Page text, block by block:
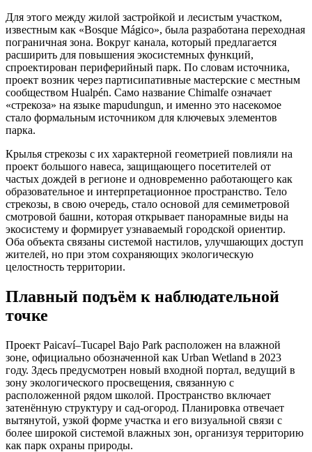
Для этого между жилой застройкой и лесистым участком,
известным как «Bosque Mágico», была разработана переходная
пограничная зона. Вокруг канала, который предлагается
расширить для повышения экосистемных функций,
спроектирован периферийный парк. По словам источника,
проект возник через партисипативные мастерские с местным
сообществом Hualpén. Само название Chimalfe означает
«стрекоза» на языке mapudungun, и именно это насекомое
стало формальным источником для ключевых элементов
парка.
Крылья стрекозы с их характерной геометрией повлияли на
проект большого навеса, защищающего посетителей от
частых дождей в регионе и одновременно работающего как
образовательное и интерпретационное пространство. Тело
стрекозы, в свою очередь, стало основой для семиметровой
смотровой башни, которая открывает панорамные виды на
экосистему и формирует узнаваемый городской ориентир.
Оба объекта связаны системой настилов, улучшающих доступ
жителей, но при этом сохраняющих экологическую
целостность территории.
Плавный подъём к наблюдательной
точке
Проект Paicaví–Tucapel Bajo Park расположен на влажной
зоне, официально обозначенной как Urban Wetland в 2023
году. Здесь предусмотрен новый входной портал, ведущий в
зону экологического просвещения, связанную с
расположенной рядом школой. Пространство включает
затенённую структуру и сад-огород. Планировка отвечает
вытянутой, узкой форме участка и его визуальной связи с
более широкой системой влажных зон, организуя территорию
как парк охраны природы.